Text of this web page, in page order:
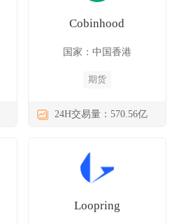
Cobinhood
国家：中国香港
期货
24H交易量：570.56亿
Loopring